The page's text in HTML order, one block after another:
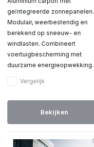
geïntegreerde zonnepanelen.
Modulair, weerbestendig en
berekend op sneeuw- en
windlasten. Combineert
voertuigbescherming met
duurzame energieopwekking.
Vergelijk
Bekijken